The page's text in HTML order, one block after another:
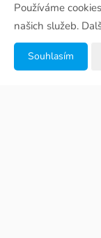
Používáme
našich služeb.
Souhlasím